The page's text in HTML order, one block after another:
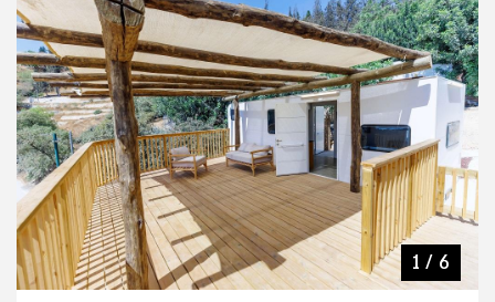
1 / 6
2 / 6
3 / 6
4 / 6
5 / 6
6 / 6